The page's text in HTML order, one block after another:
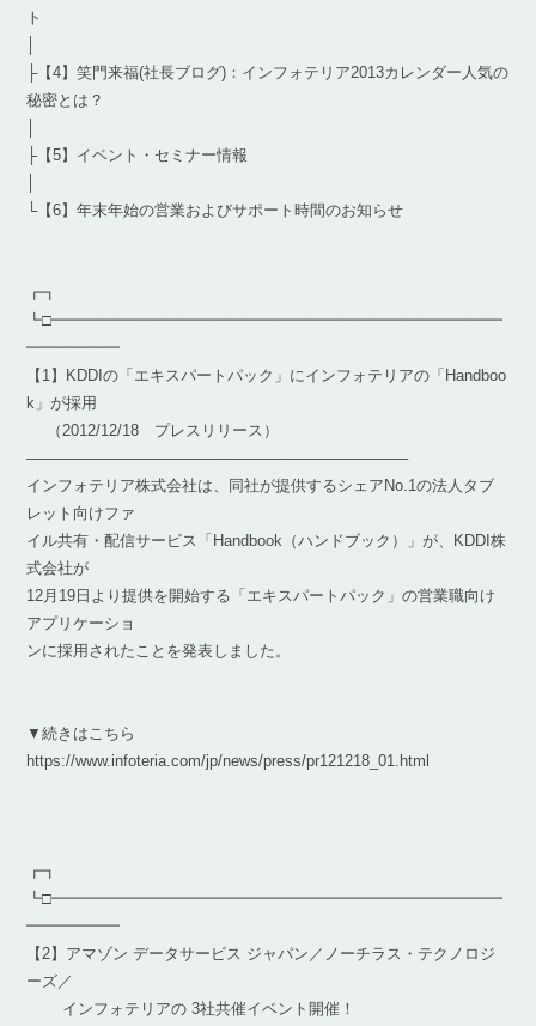
ト
├【4】笑門来福(社長ブログ)：インフォテリア2013カレンダー人気の
秘密とは？
├【5】イベント・セミナー情報
└【6】年末年始の営業およびサポート時間のお知らせ
┏┓
┗□━━━━━━━━━━━━━━━━━━━━━━━━━━━━━
━━━━━━
【1】KDDIの「エキスパートパック」にインフォテリアの「Handboo
k」が採用
（2012/12/18 プレスリリース）
————————————————————————–
インフォテリア株式会社は、同社が提供するシェアNo.1の法人タブ
レット向けファ
イル共有・配信サービス「Handbook（ハンドブック）」が、KDDI株
式会社が
12月19日より提供を開始する「エキスパートパック」の営業職向け
アプリケーショ
ンに採用されたことを発表しました。
▼続きはこちら
https://www.infoteria.com/jp/news/press/pr121218_01.html
┏┓
┗□━━━━━━━━━━━━━━━━━━━━━━━━━━━━━
━━━━━━
【2】アマゾン データサービス ジャパン／ノーチラス・テクノロジ
ーズ／
インフォテリアの 3社共催イベント開催！